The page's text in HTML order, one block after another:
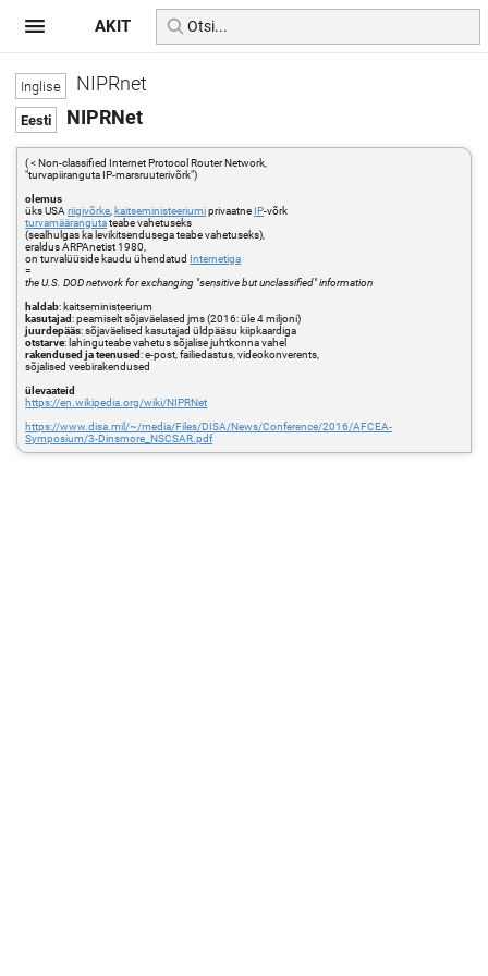
NIPRnet
NIPRNet
( < Non-classified Internet Protocol Router Network,
"turvapiiranguta IP-marsruuterivõrk")
olemus
üks USAriigivõrke kaitseministeeriumiprivaatne IP-võrk
turvamäärangutateabe vahetuseks
(sealhulgas ka levikitsendusega teabe vahetuseks),
eraldus ARPAnetist 1980,
on turvalüüside kaudu ühendatud Internetiga
=
the U.S. DOD network for exchanging "sensitive but unclassified" information
haldab: kaitseministeerium
kasutajad: peamiselt sõjaväelased jms (2016: üle 4 miljoni)
juurdepääs: sõjaväelised kasutajad üldpääsu kiipkaardiga
otstarve: lahinguteabe vahetus sõjalise juhtkonna vahel
rakendused ja teenused: e-post, failiedastus, videokonverents,
sõjalised veebirakendused
ülevaateid
https://en.wikipedia.org/wiki/NIPRNet
https://www.disa.mil/~/media/Files/DISA/News/Conference/2016/AFCEA-
Symposium/3-Dinsmore_NSCSAR.pdf
AKIT